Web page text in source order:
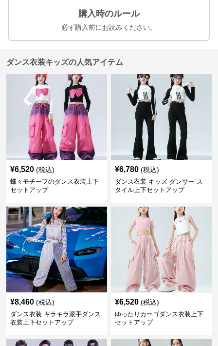
購入時のルール
必ず購入前にお読みください。
ダンス衣装キッズの人気アイテム
¥6,520 (税込)
蝶々モチーフのダンス衣装上下
セットアップ
¥6,780 (税込)
ダンス衣装 キッズ ダンサー ス
タイル上下セットアップ
¥8,460 (税込)
ダンス衣装 キラキラ派手ダンス
衣装上下セットアップ
¥6,520 (税込)
ゆったりカーゴダンス衣装上下
セットアップ